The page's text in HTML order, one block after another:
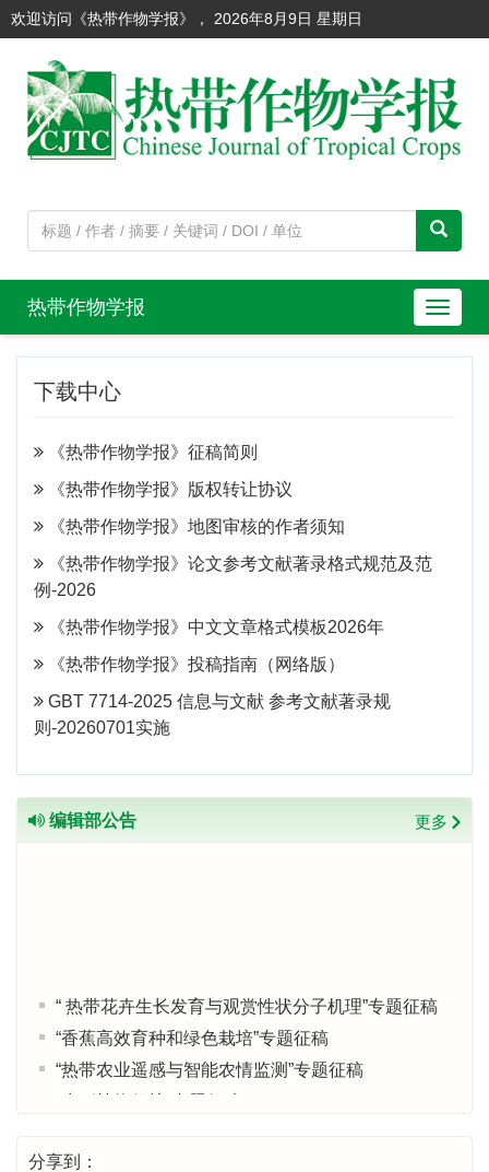
欢迎访问《热带作物学报》， 2026年8月9日 星期日
导
航
热带作物学报
下载中心
《热带作物学报》征稿简则
《热带作物学报》版权转让协议
《热带作物学报》地图审核的作者须知
《热带作物学报》论文参考文献著录格式规范及范
例-2026
《热带作物学报》中文文章格式模板2026年
《热带作物学报》投稿指南（网络版）
GBT 7714-2025 信息与文献 参考文献著录规
则-20260701实施
编辑部公告 更多
“ 热带花卉生长发育与观赏性状分子机理”专题征稿
“香蕉高效育种和绿色栽培”专题征稿
“热带农业遥感与智能农情监测”专题征稿
“水稻植物保护”专题征稿
级目录T2级
分享到：